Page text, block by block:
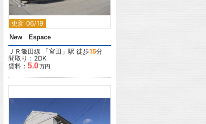
更新 06/19
New Espace
ＪＲ飯田線 「宮田 」駅 徒歩15分
間取り：2DK
賃料： 5.0万円